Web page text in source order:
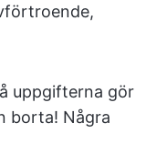
uppgifterna gör
borta! Några